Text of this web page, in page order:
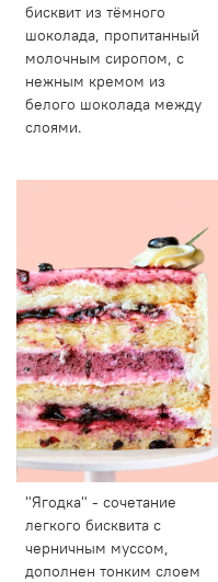
бисквит из тёмного
шоколада, пропитанный
молочным сиропом, с
нежным кремом из
белого шоколада между
слоями.
"Ягодка" - сочетание
легкого бисквита с
черничным муссом,
дополнен тонким слоем